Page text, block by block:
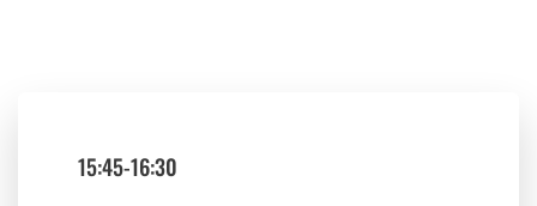
15:45-16:30